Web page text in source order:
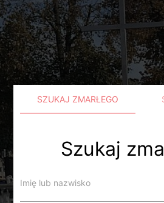
SZUKAJ ZMARŁEGO
Szukaj
Imię lub nazwisko